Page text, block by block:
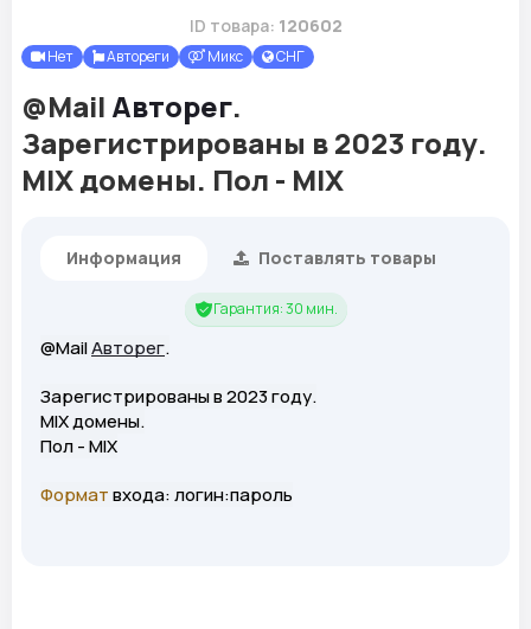
ID товара: 120602
Нет Автореги Микс СНГ
@Mail Авторег.
Зарегистрированы в 2023 году.
MIX домены. Пол - MIX
Информация Поставлять товары
Гарантия: 30 мин.
@MailАвторег.
Зарегистрированы в 2023 году.
MIX домены.
Пол - MIX
Форматвхода: логин:пароль